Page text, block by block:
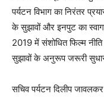
पर्यटन विभाग का निरंतर
के सुझावों और इनपुट का
2019 में संशोधित फिल्म
सुझावों के अनुरूप जरूरी
सचिव पर्यटन दिलीप